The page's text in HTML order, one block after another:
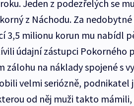
Jeden z podezřelých se
z Náchodu. Za
3,5 milionu korun mu nabídl
údajní zástupci Pokorného
zálohu na náklady spojené s
velmi seriózně,
od něj muži takto